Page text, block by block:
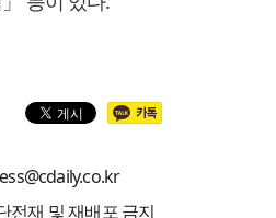
재 및 재배포 금지